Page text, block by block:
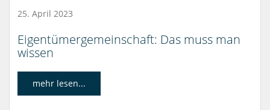
25. April 2023
Eigentümergemeinschaft: Das muss man
wissen
mehr lesen...